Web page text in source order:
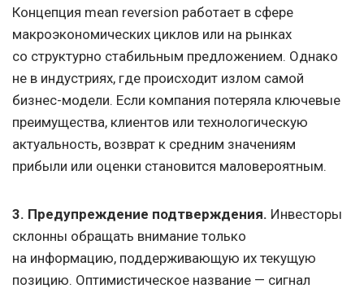
Концепция mean reversion работает в сфере
макроэкономических циклов или на рынках
со структурно стабильным предложением. Однако
не в индустриях, где происходит излом самой
бизнес-модели. Если компания потеряла ключевые
преимущества, клиентов или технологическую
актуальность, возврат к средним значениям
прибыли или оценки становится маловероятным.
3. Предупреждение подтверждения. Инвесторы
склонны обращать внимание только
на информацию, поддерживающую их текущую
позицию. Оптимистическое название — сигнал